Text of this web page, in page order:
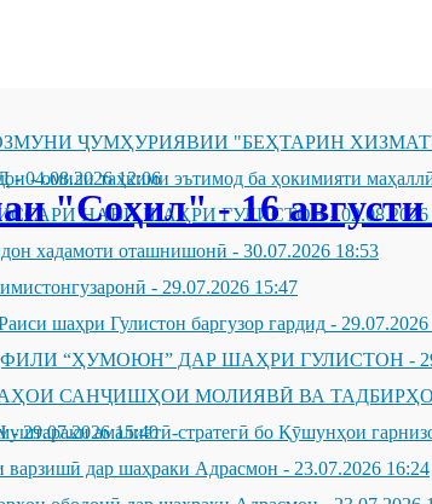
ҶУМҲУРИЯВИИ "БЕҲТАРИН
-04.08.2026 12:06
- омили таҳкими эътимод ба ҳокимияти
НАВИ ШАҲРИ ГУЛИСТОН-
хадамоти оташнишонӣ - 30.07.2026 18:53
- 29.07.2026 15:47
шаҳри Гулистон баргузор гардид -
“ҲУМОЮН” ДАР ШАҲРИ ГУЛИСТОН -
САНҶИШҲОИ МОЛИЯВӢ ВА
-29.07.2026 15:40амалиётӣ-стратегӣ бо Қӯшунҳои
варзишӣ дар шаҳраки Адрасмон - 23.07.2026 16:24
"Соҳил" - 16 августи